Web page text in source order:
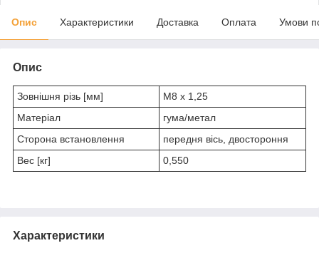
Опис Характеристики Доставка Оплата Умови
Опис
Зовнішня різь [мм]
M8 x 1,25
Матеріал
гума/метал
Сторона встановлення
передня вісь, двостороння
Вес [кг]
0,550
Характеристики